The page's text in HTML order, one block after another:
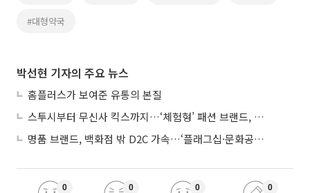
#대형약국
박선현 기자의 주요 뉴스
홈플러스가 보여준 유통의 본질
스투시부터 무신사 킥스까지…‘체험형’ 패션 브랜드, 잇단 제주행
명품 브랜드, 백화점 밖 D2C 가속…‘플래그십·문화공간’ 전략 눈길
0 0 0 0